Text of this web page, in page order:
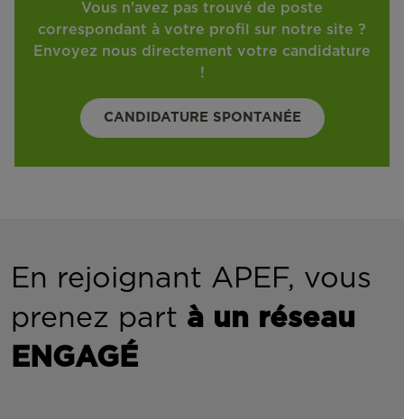
Vous n'avez pas trouvé de poste
correspondant à votre profil sur notre site ?
Envoyez nous directement votre candidature
!
CANDIDATURE SPONTANÉE
En rejoignant APEF, vous
prenez part à un réseau
ENGAGÉ